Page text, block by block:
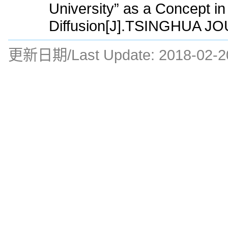
University” as a Concept
Diffusion[J].TSINGHUA
更新日期/Last Update: 2018-02-